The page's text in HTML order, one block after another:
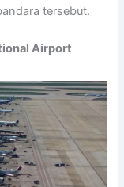
tersebut.
Airport